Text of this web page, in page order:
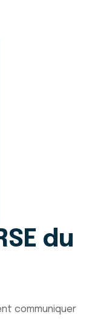
du
communiquer